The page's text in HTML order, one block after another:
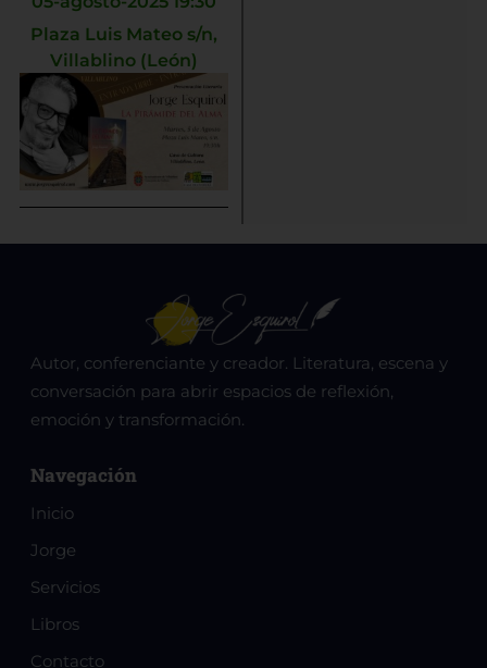
Plaza Luis Mateo s/n,
Villablino (León)
Autor, conferenciante y creador. Literatura, escena y
conversación para abrir espacios de reflexión,
emoción y transformación.
Navegación
Inicio
Jorge
Servicios
Libros
Contacto